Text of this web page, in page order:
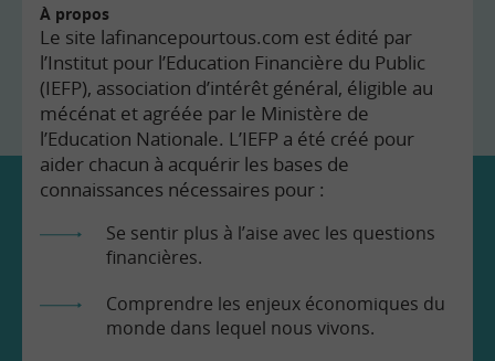
À propos
Le site lafinancepourtous.com est édité par
l’Institut pour l’Education Financière du Public
(IEFP), association d’intérêt général, éligible au
mécénat et agréée par le Ministère de
l’Education Nationale. L’IEFP a été créé pour
aider chacun à acquérir les bases de
connaissances nécessaires pour :
Se sentir plus à l’aise avec les questions
financières.
Comprendre les enjeux économiques du
monde dans lequel nous vivons.